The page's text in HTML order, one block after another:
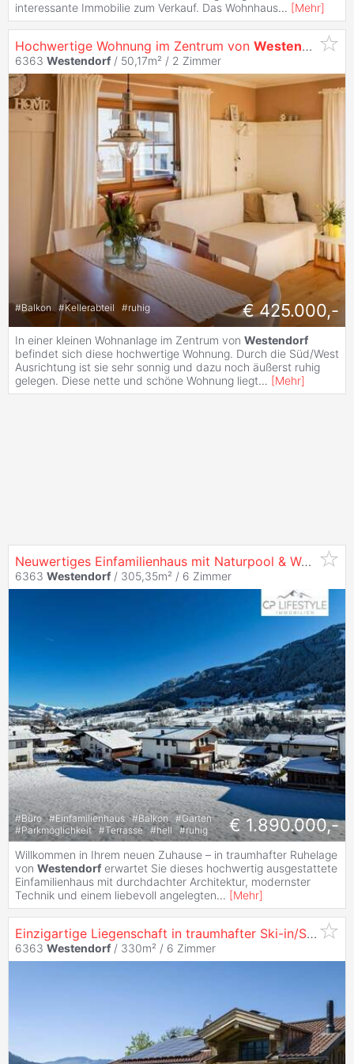
interessante Immobilie zum Verkauf. Das Wohnhaus... [Mehr]
Hochwertige Wohnung im Zentrum von Westendorf ,
6363 Westendorf / 50,17m² / 2 Zimmer
#Balkon #Kellerabteil #ruhig € 425.000,-
In einer kleinen Wohnanlage im Zentrum von Westendorf
befindet sich diese hochwertige Wohnung. Durch die Süd/West
Ausrichtung ist sie sehr sonnig und dazu noch äußerst ruhig
gelegen. Diese nette und schöne Wohnung liegt... [Mehr]
Neuwertiges Einfamilienhaus mit Naturpool & Weitblick – stilvolles Wohnen in
6363 Westendorf / 305,35m² / 6 Zimmer
#Büro #Einfamilienhaus #Balkon #Garten
#Parkmöglichkeit #Terrasse #hell #ruhig € 1.890.000,-
Willkommen in Ihrem neuen Zuhause – in traumhafter Ruhelage
von Westendorf erwartet Sie dieses hochwertig ausgestattete
Einfamilienhaus mit durchdachter Architektur, modernster
Technik und einem liebevoll angelegten... [Mehr]
Einzigartige Liegenschaft in traumhafter Ski-in/Ski-out-Lage in
6363 Westendorf / 330m² / 6 Zimmer